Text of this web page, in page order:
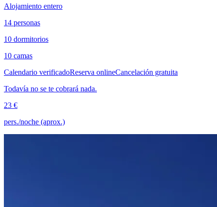
Alojamiento entero
14 personas
10 dormitorios
10 camas
Calendario verificadoReserva onlineCancelación gratuita
Todavía no se te cobrará nada.
23 €
pers./noche (aprox.)